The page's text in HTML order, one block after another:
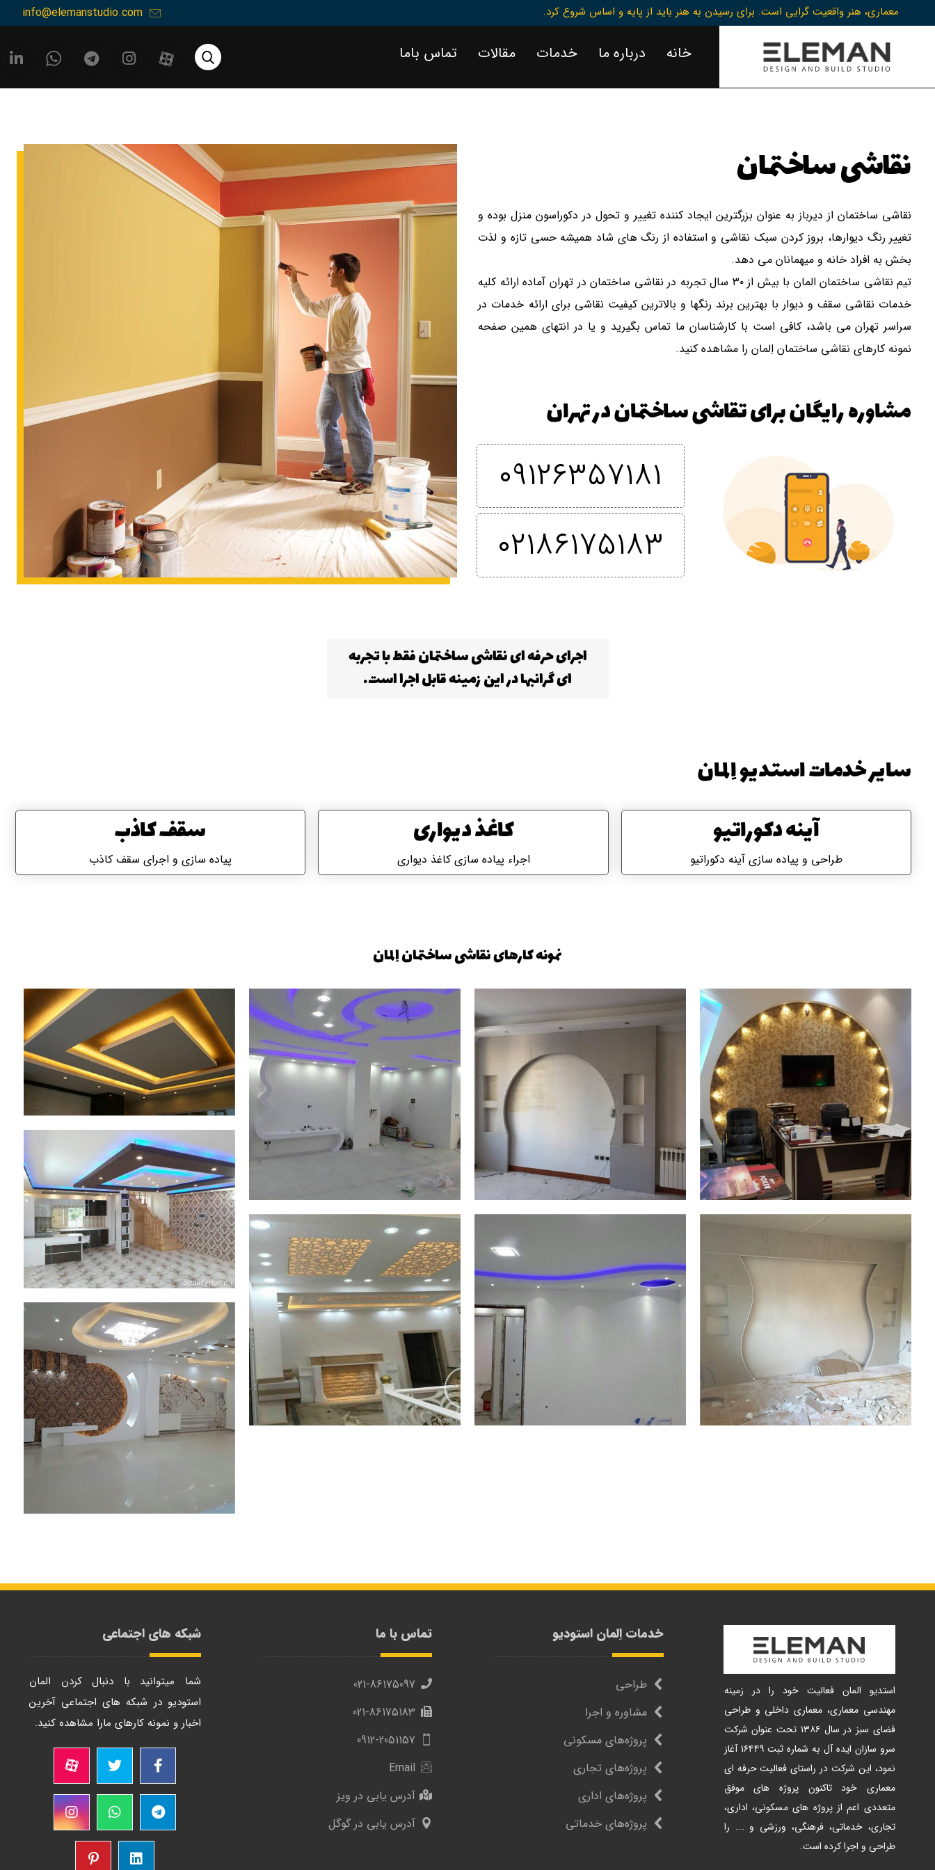
معماری، هنر واقعیت گرایی است. برای رسیدن به هنر باید از پایه و اساس شروع کرد. info@elemanstudio.com
خانه درباره ما خدمات مقالات تماس باما
نقاشی ساختمان
نقاشی ساختمان از دیرباز به عنوان بزرگترین ایجاد کننده تغییر و تحول در دکوراسون منزل بوده و
تغییر رنگ دیوارها، بروز کردن سبک نقاشی و استفاده از رنگ های شاد همیشه حسی تازه و لذت
بخش به افراد خانه و میهمانان می دهد.
تیم نقاشی ساختمان المان با بیش از ۳۰ سال تجربه در نقاشی ساختمان در تهران آماده ارائه کلیه
خدمات نقاشی سقف و دیوار با بهترین برند رنگها و بالاترین کیفیت نقاشی برای ارائه خدمات در
سراسر تهران می باشد، کافی است با کارشناسان ما تماس بگیرید و یا در انتهای همین صفحه
نمونه کارهای نقاشی ساختمان اِلمان را مشاهده کنید.
مشاوره رایگان برای تقاشی ساختمان در تهران
۰۹۱۲۶۳۵۷۱۸۱
۰۲۱۸۶۱۷۵۱۸۳
اجرای حرفه ای نقاشی ساختمان فقط با تجربه
ای گرانبها در این زمینه قابل اجرا است.
سایر خدمات استدیو اِلمان
آینه دکوراتیو
طراحی و پیاده سازی آینه دکوراتیو
کاغذ دیواری
اجراء پیاده سازی کاغذ دیواری
سقف کاذب
پیاده سازی و اجرای سقف کاذب
نمونه کارهای نقاشی ساختمان اِلمان
استدیو المان فعالیت خود را در زمینه
مهندسی معماری، معماری داخلی و طراحی
فضای سبز در سال ۱۳۸۶ تحت عنوان شرکت
سرو سازان ایده آل به شماره ثبت ۱۶۴۴۹ آغاز
نمود، این شرکت در راستای فعالیت حرفه ای
معماری خود تاکنون پروژه های موفق
متعددی اعم از پروژه های مسکونی، اداری،
تجاری، خدماتی، فرهنگی، ورزشی و …. را
طراحی و اجرا کرده است.
خدمات اِلمان استودیو
طراحی
مشاوره و اجرا
پروژه‌های مسکونی
پروژه‌های تجاری
پروژه‌های اداری
پروژه‌های خدماتی
تماس با ما
021-86175097
021-86175183
0912-2051157
Email
آدرس یابی در ویز
آدرس یابی در گوگل
شبکه های اجتماعی
شما میتوانید با دنبال کردن المان
استودیو در شبکه های اجتماعی آخرین
اخبار و نمونه کارهای مارا مشاهده کنید.